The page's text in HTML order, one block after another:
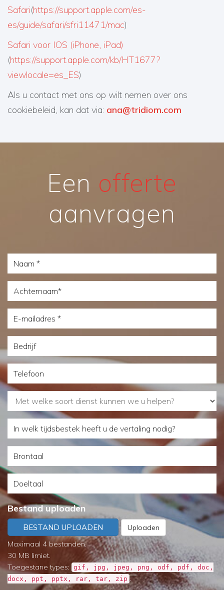
Safari(https://support.apple.com/es-
es/guide/safari/sfri11471/mac)
Safari voor IOS (iPhone, iPad)
(https://support.apple.com/kb/HT1677?
viewlocale=es_ES)
Als u contact met ons op wilt nemen over ons
cookiebeleid, kan dat via: ana@tridiom.com
Een offerte
aanvragen
Naam
Achternaam
E-
mailadres
Bedrijf
Telefoon
Met
welke
soort
kunnen
we
helpen?
In
welk
tijdsbestek
heeft
de
vertaling
nodig?
Brontaal
Doeltaal
Bestand uploaden
BESTAND UPLOADEN
Uploaden
Maximaal 4 bestanden.
30 MB limiet.
Toegestane types: gif, jpg, jpeg, png, odf, pdf, doc,
docx, ppt, pptx, rar, tar, zip .